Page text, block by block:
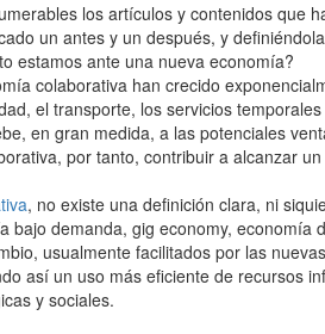
los artículos y contenidos que
un antes y un después, y
estamos ante una nueva economía?
colaborativa han crecido
el transporte, los servicios
en gran medida, a las potenciales
por tanto, contribuir a alcanzar
, no existe una definición clara, ni
bajo demanda, gig economy,
usualmente facilitados por las
así un uso más eficiente de recursos
y sociales.